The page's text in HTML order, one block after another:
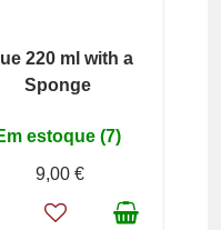
220 ml with a
Sponge
estoque (7)
9,00 €